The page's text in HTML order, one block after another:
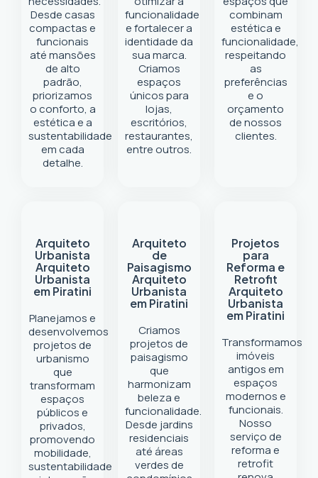
Desde casas
compactas e
funcionais
até mansões
de alto
padrão,
priorizamos
o conforto, a
estética e a
sustentabilidade
em cada
detalhe.
funcionalidade
e fortalecer a
identidade da
sua marca.
Criamos
espaços
únicos para
lojas,
escritórios,
restaurantes,
entre outros.
combinam
estética e
funcionalidade,
respeitando
as
preferências
e o
orçamento
de nossos
clientes.
Arquiteto
Urbanista
Arquiteto
Urbanista
em Piratini
Planejamos e
desenvolvemos
projetos de
urbanismo
que
transformam
espaços
públicos e
privados,
promovendo
mobilidade,
sustentabilidade
Arquiteto
de
Paisagismo
Arquiteto
Urbanista
em Piratini
Criamos
projetos de
paisagismo
que
harmonizam
beleza e
funcionalidade.
Desde jardins
residenciais
até áreas
verdes de
Projetos
para
Reforma e
Retrofit
Arquiteto
Urbanista
em Piratini
Transformamos
imóveis
antigos em
espaços
modernos e
funcionais.
Nosso
serviço de
reforma e
retrofit